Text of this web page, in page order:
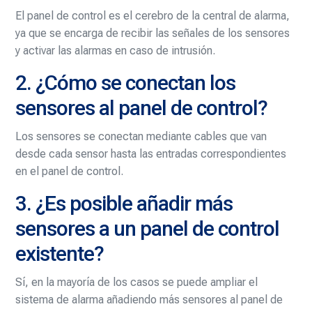
El panel de control es el cerebro de la central de alarma,
ya que se encarga de recibir las señales de los sensores
y activar las alarmas en caso de intrusión.
2. ¿Cómo se conectan los
sensores al panel de control?
Los sensores se conectan mediante cables que van
desde cada sensor hasta las entradas correspondientes
en el panel de control.
3. ¿Es posible añadir más
sensores a un panel de control
existente?
Sí, en la mayoría de los casos se puede ampliar el
sistema de alarma añadiendo más sensores al panel de